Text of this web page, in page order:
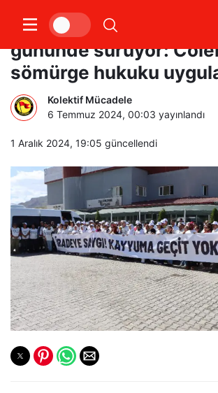
İradeye Saygı Yürüyüşü
gününde sürüyor:
sömürge hukuku
Kolektif Mücadele
6 Temmuz 2024, 00:03 yayınlandı
1 Aralık 2024, 19:05 güncellendi